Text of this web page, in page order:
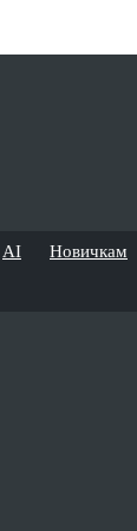
AI Новичкам